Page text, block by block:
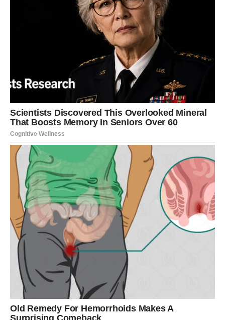
Možda ćete se u prvom trenutku osetiti izdano ili
razočarano. Ali setite se – bolje je znati nego živeti u
Ako ste osećali da vas neko ne poštuje dovoljno, sada
dobijate potvrdu. Ako ste sumnjali u nečije motive, sada
dolazi dokaz.
Vaša lekcija je da prava stabilnost ne dolazi iz zatvaranja
očiju, već iz hrabrosti da pogledate istini u lice.
Nakon ovog razotkrivanja, donosite odluku koja vam
vraća kontrolu.
Rak – Emotivna istina koja
oslobađa
Rakovi će najdublje osetiti ovaj period. Za vas, istina nije
samo informacija – ona je emocija. I ono što izlazi na
videlo imaće snažan uticaj na vaše srce.